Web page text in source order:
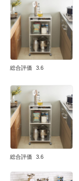
総合評価 3.6
総合評価 3.6